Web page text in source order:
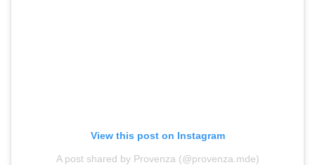
View this post on Instagram
A post shared by Provenza (@provenza.mde)